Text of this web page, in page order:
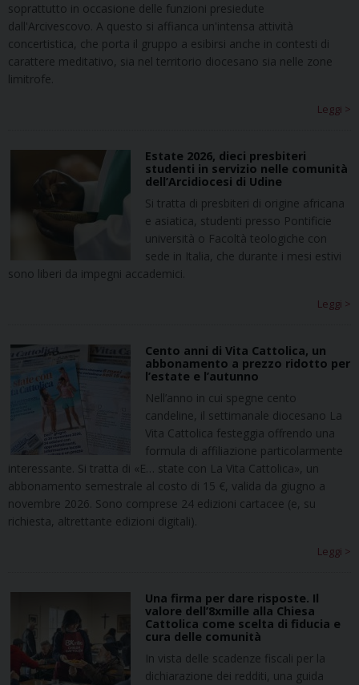
soprattutto in occasione delle funzioni presiedute
dall'Arcivescovo. A questo si affianca un'intensa attività
concertistica, che porta il gruppo a esibirsi anche in contesti di
carattere meditativo, sia nel territorio diocesano sia nelle zone
limitrofe.
Leggi >
Estate 2026, dieci presbiteri
studenti in servizio nelle comunità
dell’Arcidiocesi di Udine
Si tratta di presbiteri di origine africana
e asiatica, studenti presso Pontificie
università o Facoltà teologiche con
sede in Italia, che durante i mesi estivi
sono liberi da impegni accademici.
Leggi >
Cento anni di Vita Cattolica, un
abbonamento a prezzo ridotto per
l’estate e l’autunno
Nell’anno in cui spegne cento
candeline, il settimanale diocesano La
Vita Cattolica festeggia offrendo una
formula di affiliazione particolarmente
interessante. Si tratta di «E… state con La Vita Cattolica», un
abbonamento semestrale al costo di 15 €, valida da giugno a
novembre 2026. Sono comprese 24 edizioni cartacee (e, su
richiesta, altrettante edizioni digitali).
Leggi >
Una firma per dare risposte. Il
valore dell’8xmille alla Chiesa
Cattolica come scelta di fiducia e
cura delle comunità
In vista delle scadenze fiscali per la
dichiarazione dei redditi, una guida